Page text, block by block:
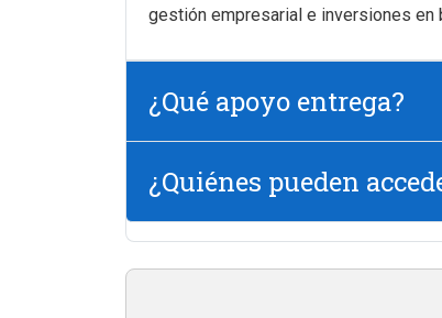
gestión empresarial e inversiones
¿Qué apoyo entrega?
¿Quiénes pueden